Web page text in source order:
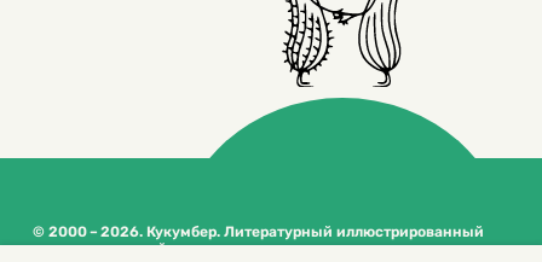
© 2000 – 2026. Кукумбер. Литературный иллюстрированный
журнал для детей